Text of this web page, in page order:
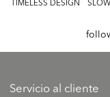
TIMELESS DESIGN
Servicio al cliente